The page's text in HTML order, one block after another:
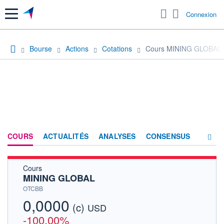
Menu Connexion
Bourse Actions Cotations Cours MINING GLOBAL
COURS ACTUALITÉS ANALYSES CONSENSUS
Cours
MINING GLOBAL
OTCBB
0,0000 (c) USD
-100,00%